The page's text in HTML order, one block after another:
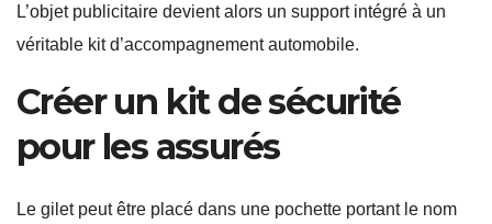
L’objet publicitaire devient alors un support intégré à un
véritable kit d’accompagnement automobile.
Créer un kit de sécurité
pour les assurés
Le gilet peut être placé dans une pochette portant le nom